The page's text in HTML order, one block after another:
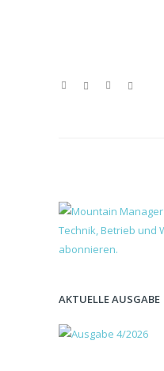
AKTUELLE AUSGABE